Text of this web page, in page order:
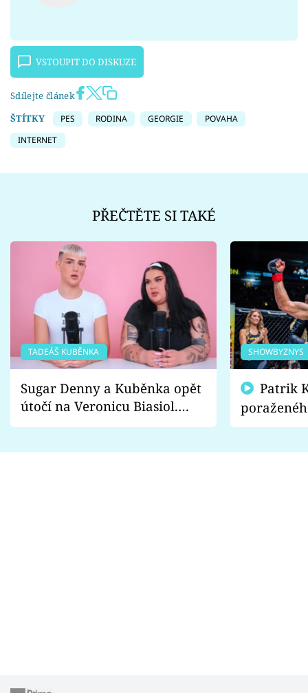
VSTOUPIT DO DISKUZE
Sdílejte článek
ŠTÍTKY
PES RODINA GEORGIE
POVAHA
INTERNET
PŘEČTĚTE SI TAKÉ
TADEÁŠ KUBĚNKA
Sugar Denny a Kuběnka opět
útočí na Veronicu Biasiol.
Proč je podle nich falešná a
SHOWBYZNYS
fanoušci